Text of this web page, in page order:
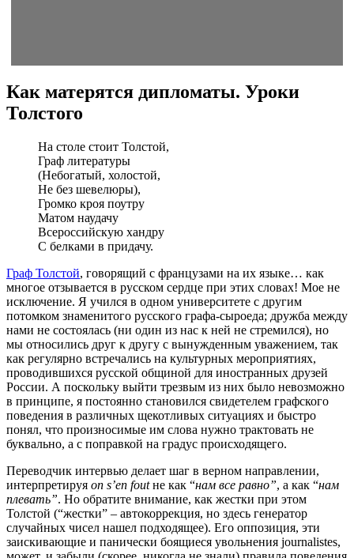
Как матерятся дипломаты. Уроки
Толстого
На столе стоит Толстой,
Граф литературы
(Небогатый, холостой,
Не без шевелюры),
Громко кроя поутру
Матом наудачу
Всероссийскую хандру
С белками в придачу.
Граф Толстой, говорящий с французами на их языке… как
многое отзывается в русском сердце при этих словах! Мое не
исключение. Я учился в одном университете с другим
потомком знаменитого русского графа-сыроеда; дружба между
нами не состоялась (ни один из нас к ней не стремился), но
мы относились друг к другу с вынужденным уважением, так
как регулярно встречались на культурных мероприятиях,
проводившихся русской общиной для иностранных друзей
России. А поскольку выйти трезвым из них было невозможно
в принципе, я постоянно становился свидетелем графского
поведения в различных щекотливых ситуациях и быстро
понял, что произносимые им слова нужно трактовать не
буквально, а с поправкой на градус происходящего.
Переводчик интервью делает шаг в верном направлении,
интерпретируя on s’en foutне как “нам все равно”, а как “нам
плевать”. Но обратите внимание, как жестки при этом
Толстой (“жестки” – автокоррекция, но здесь генератор
случайных чисел нашел подходящее). Его оппозиция, эти
заискивающие и панически боящиеся увольнения journalistes,